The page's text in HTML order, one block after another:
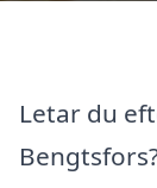
Letar du